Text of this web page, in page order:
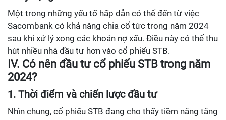
Một trong những yếu tố hấp dẫn có thể đến từ việc
Sacombank có khả năng chia cổ tức trong năm 2024
sau khi xử lý xong các khoản nợ xấu. Điều này có thể thu
hút nhiều nhà đầu tư hơn vào cổ phiếu STB.
IV. Có nên đầu tư cổ phiếu STB trong năm
2024?
1. Thời điểm và chiến lược đầu tư
Nhìn chung, cổ phiếu STB đang cho thấy tiềm năng tăng